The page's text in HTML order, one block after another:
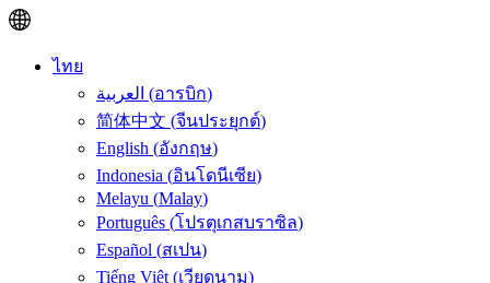
ไทย
العربية (อารบิก)
简体中文 (จีนประยุกต์)
English (อังกฤษ)
Indonesia (อินโดนีเซีย)
Melayu (Malay)
Português (โปรตุเกสบราซิล)
Español (สเปน)
Tiếng Việt (เวียดนาม)